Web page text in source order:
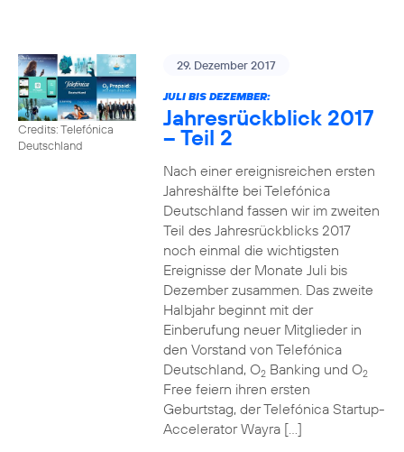
Credits: Telefónica
Deutschland
29. Dezember 2017
JULI BIS DEZEMBER:
Jahresrückblick 2017
– Teil 2
Nach einer ereignisreichen ersten
Jahreshälfte bei Telefónica
Deutschland fassen wir im zweiten
Teil des Jahresrückblicks 2017
noch einmal die wichtigsten
Ereignisse der Monate Juli bis
Dezember zusammen. Das zweite
Halbjahr beginnt mit der
Einberufung neuer Mitglieder in
den Vorstand von Telefónica
Deutschland, O2Banking und O2
Free feiern ihren ersten
Geburtstag, der Telefónica Startup-
Accelerator Wayra […]